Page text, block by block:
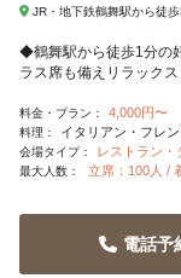
JR・地下鉄鶴舞駅から徒
◆鶴舞駅から徒歩1分の
ラス席も備えリラック
料金・プラン： 4,000円〜
料理： イタリアン・フレン
会場タイプ： レストラン・
最大人数： 立席：100人 /
電話予